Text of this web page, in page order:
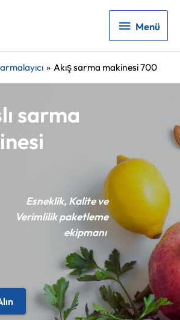
Menü
Menü
Akış sarma makinesi 700
sarma
Esneklik, Kalite ve
Verimlilik paketleme
ekipmanı